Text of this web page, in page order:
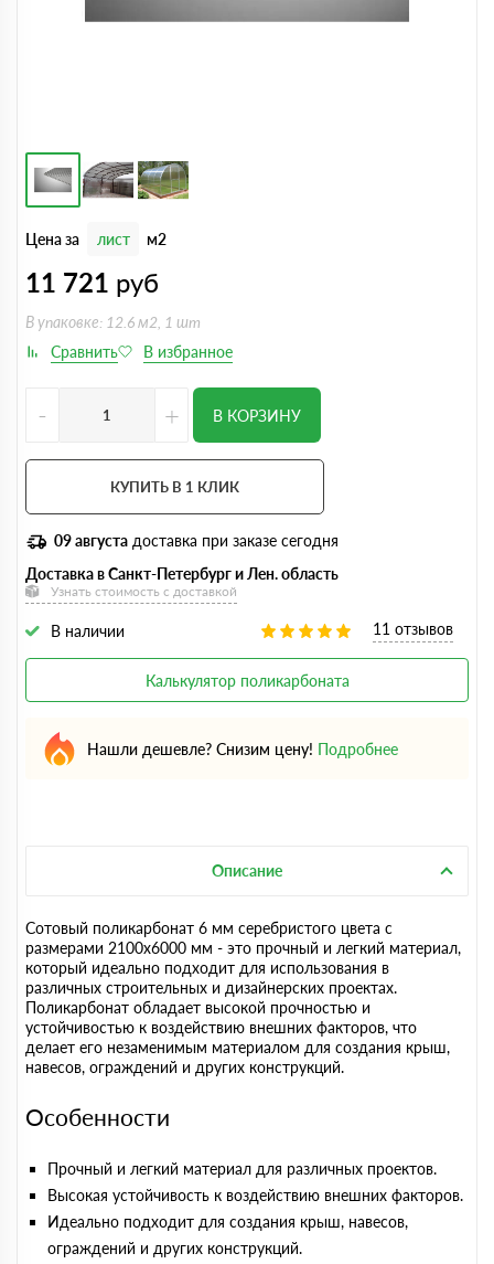
Цена за лист м2
11 721 руб
В упаковке: 12.6 м2, 1 шт
- + В КОРЗИНУ
КУПИТЬ В 1 КЛИК
09 августа доставка при заказе сегодня
Доставка в Санкт-Петербург и Лен. область
Узнать стоимость с доставкой
В наличии 11 отзывов
Калькулятор поликарбоната
Нашли дешевле? Снизим цену! Подробнее
Описание
Сотовый поликарбонат 6 мм серебристого цвета с
размерами 2100х6000 мм - это прочный и легкий материал,
который идеально подходит для использования в
различных строительных и дизайнерских проектах.
Поликарбонат обладает высокой прочностью и
устойчивостью к воздействию внешних факторов, что
делает его незаменимым материалом для создания крыш,
навесов, ограждений и других конструкций.
Особенности
Прочный и легкий материал для различных проектов.
Высокая устойчивость к воздействию внешних факторов.
Идеально подходит для создания крыш, навесов,
ограждений и других конструкций.